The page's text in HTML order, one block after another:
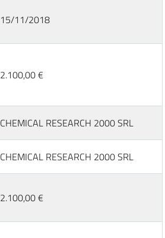
15/11/2018
2.100,00 €
CHEMICAL RESEARCH 2000 SRL
CHEMICAL RESEARCH 2000 SRL
2.100,00 €